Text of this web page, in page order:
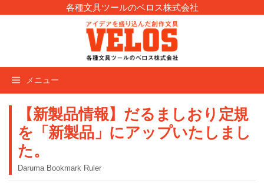
ツ
ス
各種文具ツールのベロス株式会社
メニュー
【新製品情報】だるましおり定規
を「新製品」にアップいたしまし
た。
Daruma Bookmark Ruler